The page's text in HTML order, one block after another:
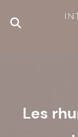
Les
Cookies